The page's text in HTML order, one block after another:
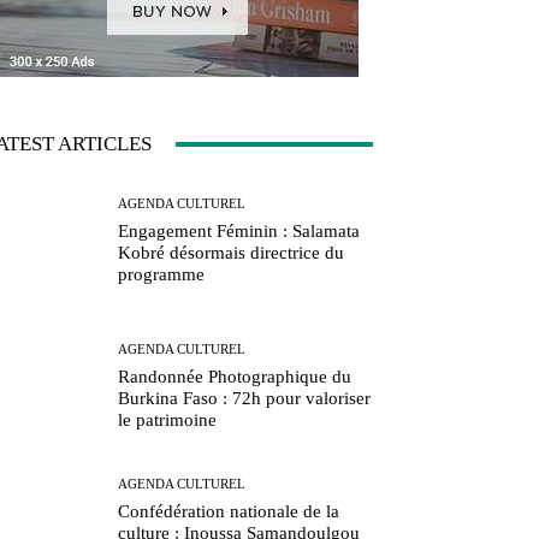
ARTICLES
AGENDA CULTUREL
Engagement Féminin : Salamata
Kobré désormais directrice du
programme
AGENDA CULTUREL
Randonnée Photographique du
Burkina Faso : 72h pour valoriser
le patrimoine
AGENDA CULTUREL
Confédération nationale de la
culture : Inoussa Samandoulgou